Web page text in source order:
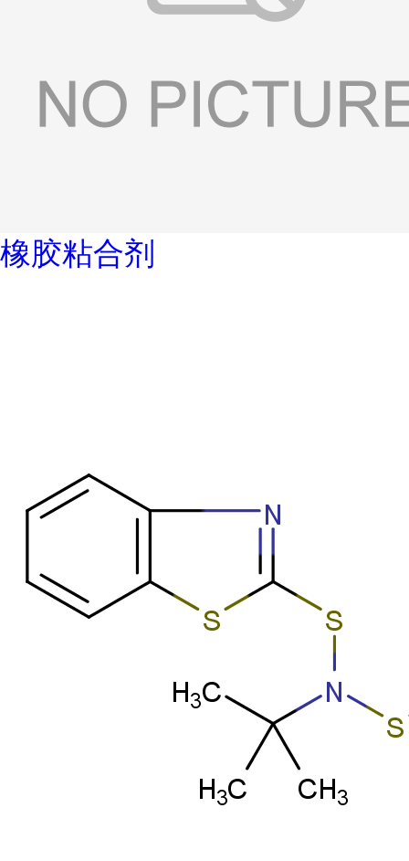
橡胶粘合剂